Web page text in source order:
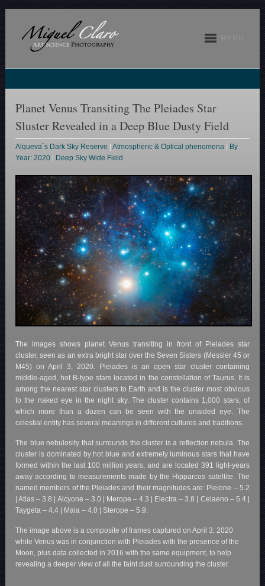
Planet Venus Transiting The Pleiades Star
Sluster Revealed in a Deep Blue Dusty Field
Alqueva´s Dark Sky Reserve |Atmospheric & Optical phenomena
By
Year: 2020
Deep Sky Wide Field
The images shows planet Venus transiting in front of Pleiades star
cluster, seen as an extra bright star over the Seven Sisters (Messier 45 or
M45) on April 3, 2020. Pleiades is an open star cluster containing
middle-aged, hot B-type stars located in the constellation of Taurus. It is
among the nearest star clusters to Earth and is the cluster most obvious
to the naked eye in the night sky. The cluster contains 1,000 stars, of
which more than a dozen can be seen with the unaided eye. The
celestial entity has several meanings in different cultures and traditions.
The blue nebulosity that surrounds the cluster is a reflection nebula. The
cluster is dominated by hot blue and extremely luminous stars that have
formed within the last 100 million years, and are located 391 light-years
away according to measurements made by the Hipparcos satellite. The
named members of the Pleiades and their magnitudes are: Pleione – 5.2
| Atlas – 3.8 | Alcyone – 3.0 | Merope – 4.3 | Electra – 3.8 | Celaeno – 5.4 |
Taygeta – 4.4 | Maia – 4.0 | Sterope – 5.9.
The image above is a composite of frames captured on April 3, 2020
while Venus was in conjunction with Pleiades with the presence of the
Moon, plus data collected in 2016 with the same equipment, to help
revealing a deeper view of all the faint dust surrounding the cluster.